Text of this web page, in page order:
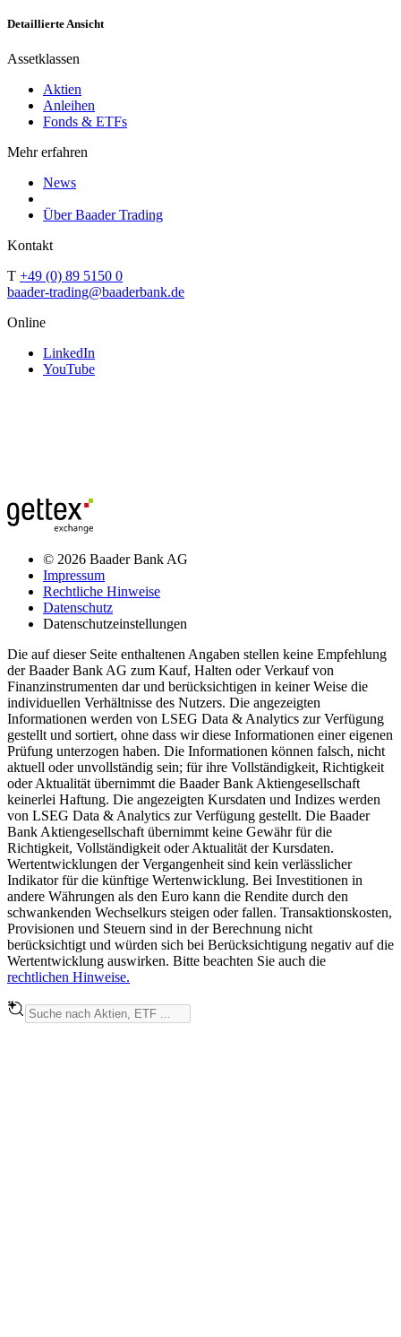
Detaillierte Ansicht
Assetklassen
Aktien
Anleihen
Fonds & ETFs
Mehr erfahren
News
Über Baader Trading
Kontakt
T +49 (0) 89 5150 0
baader-trading@baaderbank.de
Online
LinkedIn
YouTube
© 2026 Baader Bank AG
Impressum
Rechtliche Hinweise
Datenschutz
Datenschutzeinstellungen
Die auf dieser Seite enthaltenen Angaben stellen keine Empfehlung
der Baader Bank AG zum Kauf, Halten oder Verkauf von
Finanzinstrumenten dar und berücksichtigen in keiner Weise die
individuellen Verhältnisse des Nutzers. Die angezeigten
Informationen werden von LSEG Data & Analytics zur Verfügung
gestellt und sortiert, ohne dass wir diese Informationen einer eigenen
Prüfung unterzogen haben. Die Informationen können falsch, nicht
aktuell oder unvollständig sein; für ihre Vollständigkeit, Richtigkeit
oder Aktualität übernimmt die Baader Bank Aktiengesellschaft
keinerlei Haftung. Die angezeigten Kursdaten und Indizes werden
von LSEG Data & Analytics zur Verfügung gestellt. Die Baader
Bank Aktiengesellschaft übernimmt keine Gewähr für die
Richtigkeit, Vollständigkeit oder Aktualität der Kursdaten.
Wertentwicklungen der Vergangenheit sind kein verlässlicher
Indikator für die künftige Wertenwicklung. Bei Investitionen in
andere Währungen als den Euro kann die Rendite durch den
schwankenden Wechselkurs steigen oder fallen. Transaktionskosten,
Provisionen und Steuern sind in der Berechnung nicht
berücksichtigt und würden sich bei Berücksichtigung negativ auf die
Wertentwicklung auswirken. Bitte beachten Sie auch die
rechtlichen Hinweise.